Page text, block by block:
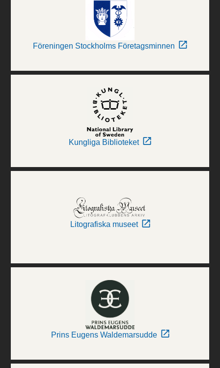
Föreningen Stockholms Företagsminnen
Kungliga Biblioteket
Litografiska museet
Prins Eugens Waldemarsudde